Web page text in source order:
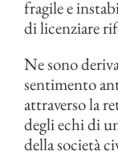
fragile e
di licenziare
Ne sono
sentimento
attraverso la
degli echi di
della società